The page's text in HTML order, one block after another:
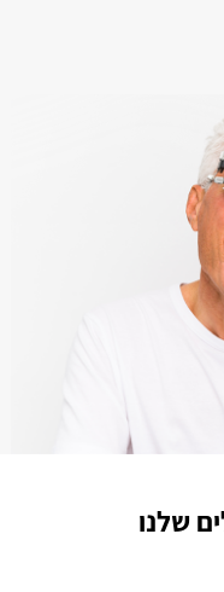
שלנו